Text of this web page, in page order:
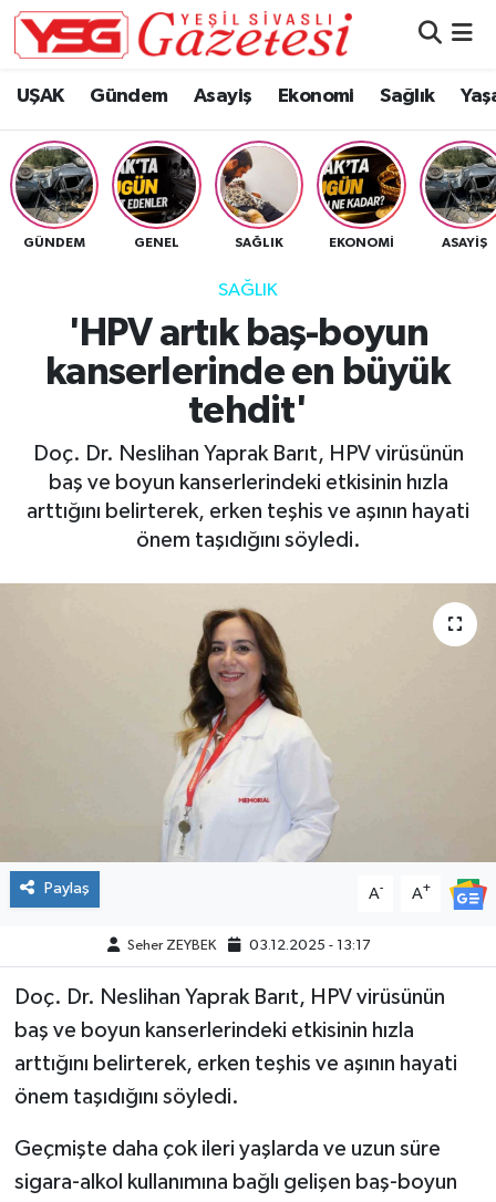
UŞAK Gündem Asayiş Ekonomi Sağlık
GÜNDEM GENEL SAĞLIK EKONOMI ASAYIŞ
SAĞLIK
'HPV artık baş-boyun
kanserlerinde en büyük
tehdit'
Doç. Dr. Neslihan Yaprak Barıt, HPV virüsünün
baş ve boyun kanserlerindeki etkisinin hızla
arttığını belirterek, erken teşhis ve aşının hayati
önem taşıdığını söyledi.
Paylaş A- A+
Seher ZEYBEK 03.12.2025 - 13:17
Doç. Dr. Neslihan Yaprak Barıt, HPV virüsünün
baş ve boyun kanserlerindeki etkisinin hızla
arttığını belirterek, erken teşhis ve aşının hayati
önem taşıdığını söyledi.
Geçmişte daha çok ileri yaşlarda ve uzun süre
sigara-alkol kullanımına bağlı gelişen baş-boyun
Hava Durumu
Namaz Vakitleri
Trafik Durumu
Tüm Manşetler
Son Dakika Haberleri
Haber Arşivi